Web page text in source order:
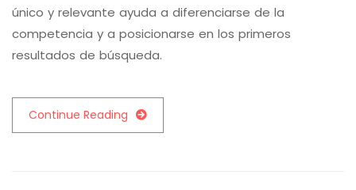
único y relevante ayuda a diferenciarse de la
competencia y a posicionarse en los primeros
resultados de búsqueda.
Continue Reading